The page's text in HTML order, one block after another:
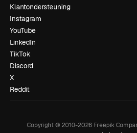
Klantondersteuning
Instagram
YouTube
LinkedIn
TikTok
Discord
X
Reddit
Copyright © 2010-2026Freepik